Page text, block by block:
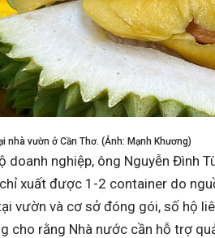
nhà vườn ở Cần Thơ. (Ảnh: Mạnh Khương)
doanh nghiệp, ông Nguyễn Đình
xuất được 1-2 container do
vườn và cơ sở đóng gói, số hộ
cho rằng Nhà nước cần hỗ trợ